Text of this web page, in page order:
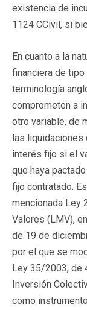
existencia de
1124 CCivil, si
En cuanto a la
financiera de
terminología
comprometen a
otro variable, de
las liquidaciones
interés fijo si el
que haya
fijo contratado.
mencionada Ley
Valores (LMV),
de 19 de
por el que se
Ley 35/2003, de
Inversión
como